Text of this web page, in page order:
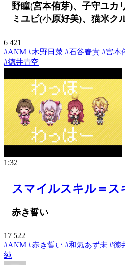
野瞳(宮本侑芽)、子守ユカ
ミユビ(小原好美)、猫米ク
6 421
#ANM #木野日菜 #石谷春貴 #宮本
#徳井青空
1:32
スマイルスキル＝ス
赤き誓い
17 522
#ANM #赤き誓い #和氣あず未 #徳
純